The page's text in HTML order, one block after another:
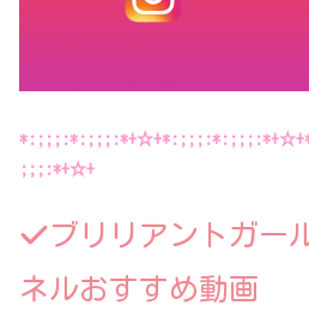
;;;:*+☆+
ブリリアントガー
ネルおすすめ動画